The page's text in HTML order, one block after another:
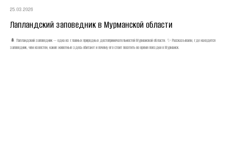
25.03.2026
Лапландский заповедник в Мурманской области
🌲 Лапландский заповедник — одна из главных природных достопримечательностей Мурманской области. ✨ Рассказываем, где находится
заповедник, чем известен, какие животные здесь обитают и почему его стоит посетить во время поездки в Мурманск.